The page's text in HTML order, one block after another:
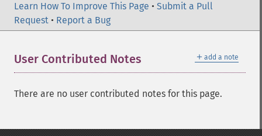
Learn How To Improve This Page • Submit a Pull
Request • Report a Bug
＋ add a note
User Contributed Notes
There are no user contributed notes for this page.